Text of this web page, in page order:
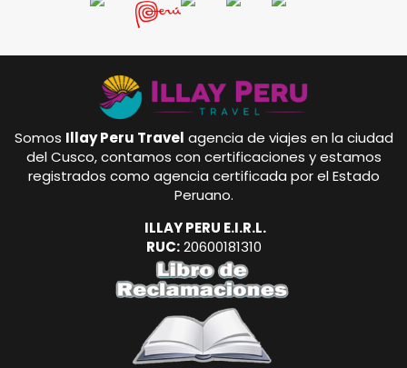
Somos Illay Peru Travel agencia de viajes en la ciudad
del Cusco, contamos con certificaciones y estamos
registrados como agencia certificada por el Estado
Peruano.
ILLAY PERU E.I.R.L.
RUC:20600181310